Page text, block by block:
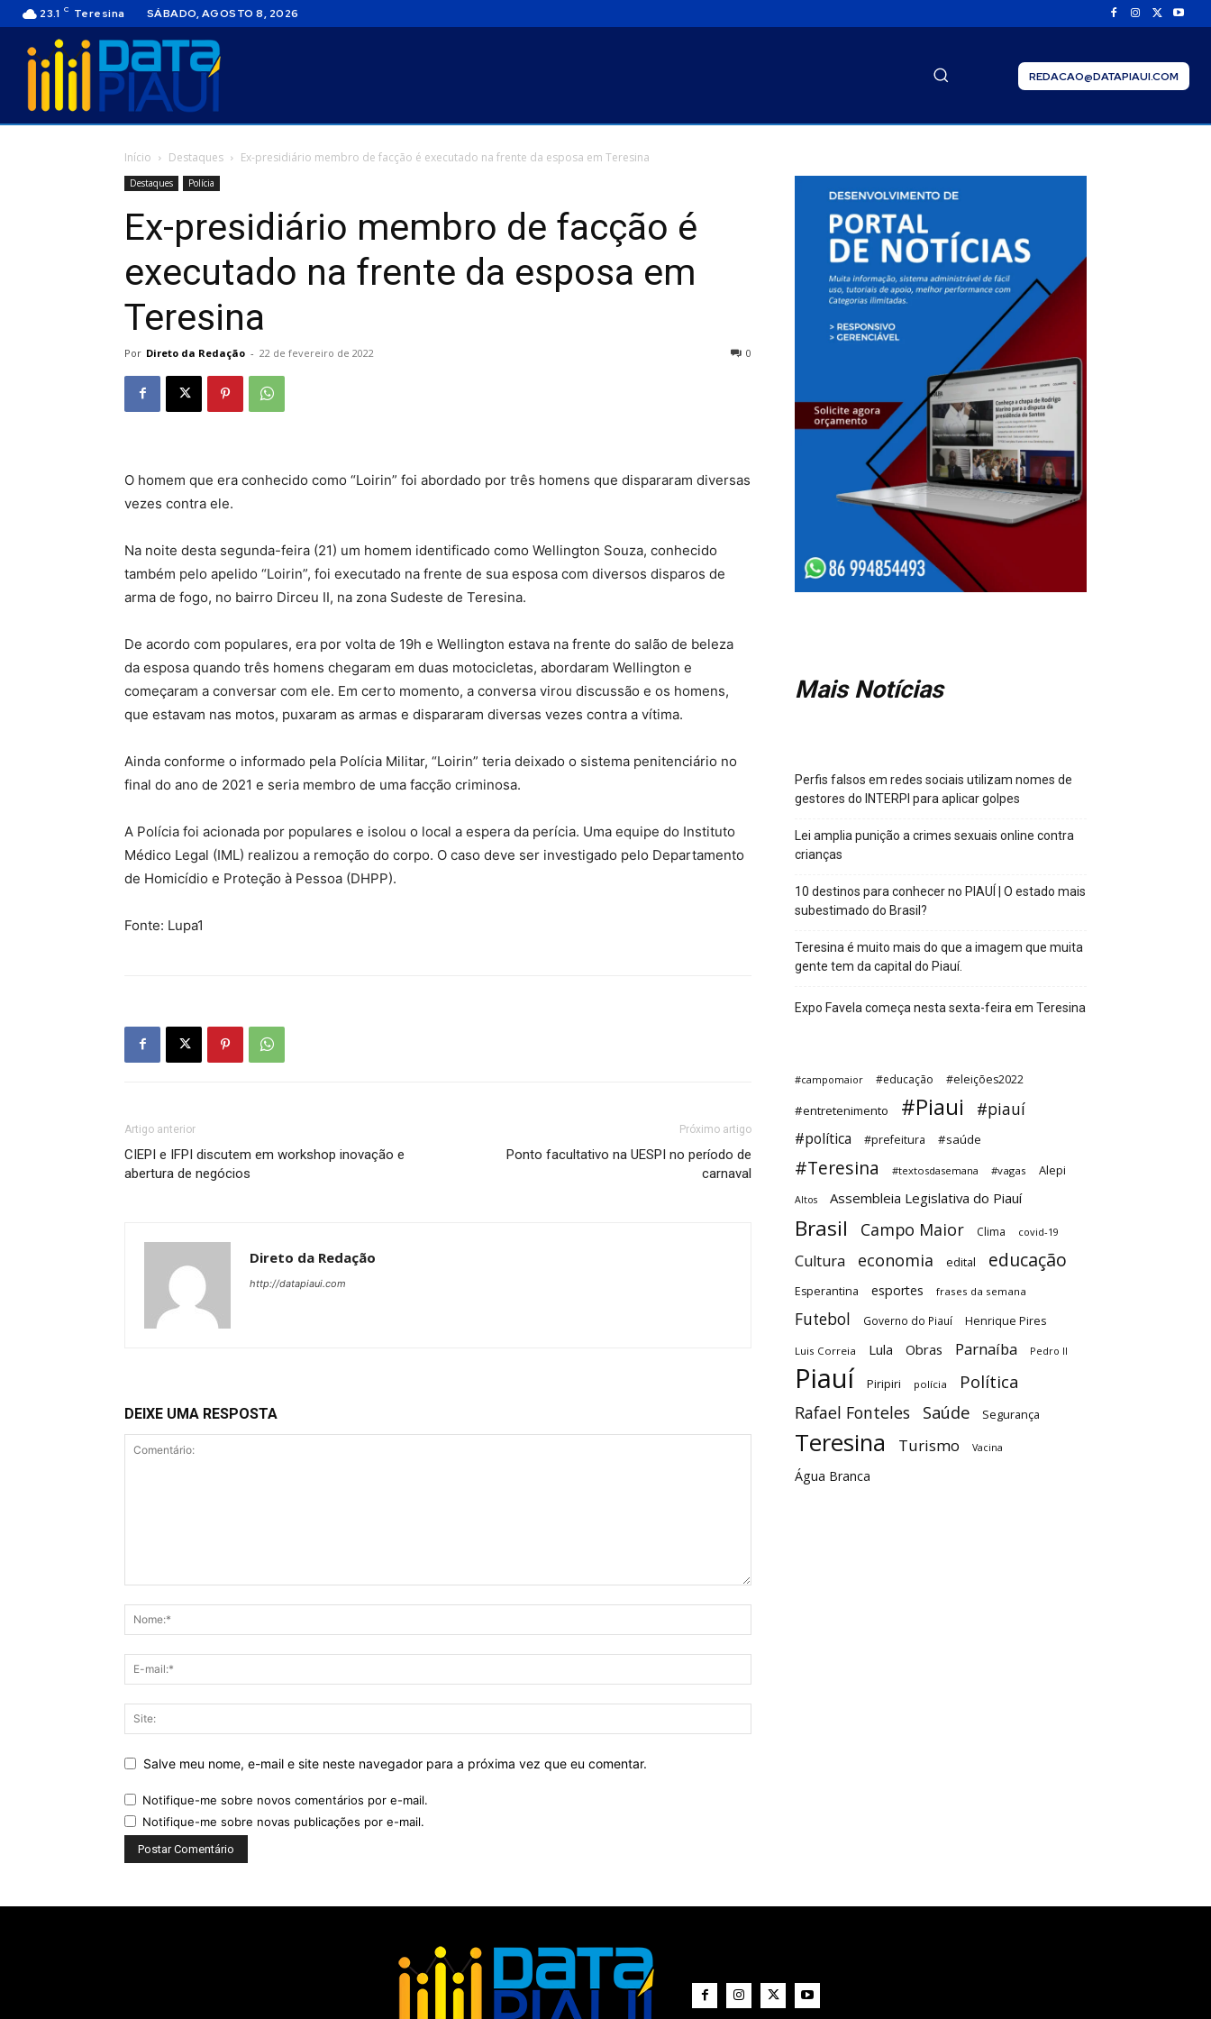
23.1 C Teresina SÁBADO, AGOSTO 8, 2026
REDACAO@DATAPIAUI.COM
Início Destaques Ex-presidiário membro de facção é executado na frente da esposa em Teresina
Destaques Polícia
Ex-presidiário membro de facção é
executado na frente da esposa em
Teresina
Por Direto da Redação - 22 de fevereiro de 2022 0
O homem que era conhecido como “Loirin” foi abordado por três homens que dispararam diversas
vezes contra ele.
Na noite desta segunda-feira (21) um homem identificado como Wellington Souza, conhecido
também pelo apelido “Loirin”, foi executado na frente de sua esposa com diversos disparos de
arma de fogo, no bairro Dirceu II, na zona Sudeste de Teresina.
De acordo com populares, era por volta de 19h e Wellington estava na frente do salão de beleza
da esposa quando três homens chegaram em duas motocicletas, abordaram Wellington e
começaram a conversar com ele. Em certo momento, a conversa virou discussão e os homens,
que estavam nas motos, puxaram as armas e dispararam diversas vezes contra a vítima.
Ainda conforme o informado pela Polícia Militar, “Loirin” teria deixado o sistema penitenciário no
final do ano de 2021 e seria membro de uma facção criminosa.
A Polícia foi acionada por populares e isolou o local a espera da perícia. Uma equipe do Instituto
Médico Legal (IML) realizou a remoção do corpo. O caso deve ser investigado pelo Departamento
de Homicídio e Proteção à Pessoa (DHPP).
Fonte: Lupa1
Artigo anterior
CIEPI e IFPI discutem em workshop inovação e
abertura de negócios
Próximo artigo
Ponto facultativo na UESPI no período de
carnaval
Direto da Redação
http://datapiaui.com
DEIXE UMA RESPOSTA
Salve meu nome, e-mail e site neste navegador para a próxima vez que eu comentar.
Notifique-me sobre novos comentários por e-mail.
Notifique-me sobre novas publicações por e-mail.
Mais Notícias
Perfis falsos em redes sociais utilizam nomes de
gestores do INTERPI para aplicar golpes
Lei amplia punição a crimes sexuais online contra
crianças
10 destinos para conhecer no PIAUÍ | O estado mais
subestimado do Brasil?
Teresina é muito mais do que a imagem que muita
gente tem da capital do Piauí.
Expo Favela começa nesta sexta-feira em Teresina
#campomaior #educação #eleições2022
#entretenimento #Piaui #piauí
#política #prefeitura #saúde
#Teresina #textosdasemana #vagas Alepi
Altos Assembleia Legislativa do Piauí
Brasil Campo Maior Clima covid-19
Cultura economia edital educação
Esperantina esportes frases da semana
Futebol Governo do Piauí Henrique Pires
Luis Correia Lula Obras Parnaíba Pedro II
Piauí Piripiri polícia Política
Rafael Fonteles Saúde Segurança
Teresina Turismo Vacina
Água Branca